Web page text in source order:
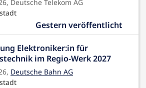
Deutsche Telekom AG
Gestern veröffentlicht
Elektroniker:in für
im Regio-Werk 2027
Deutsche Bahn AG